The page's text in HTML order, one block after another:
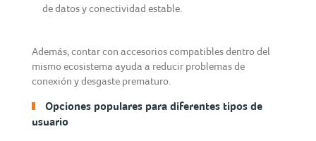
de datos y conectividad estable.
Además, contar con accesorios compatibles dentro del
mismo ecosistema ayuda a reducir problemas de
conexión y desgaste prematuro.
Opciones populares para diferentes tipos de
usuario